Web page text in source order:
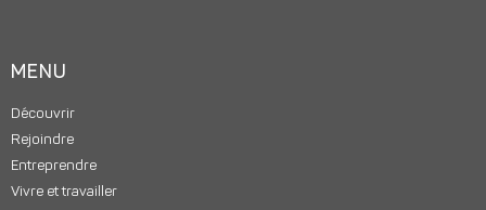
MENU
Découvrir
Rejoindre
Entreprendre
Vivre et travailler